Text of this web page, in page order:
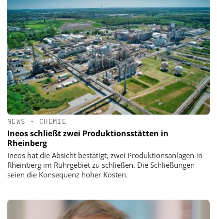
NEWS • CHEMIE
Ineos schließt zwei Produktionsstätten in
Rheinberg
Ineos hat die Absicht bestätigt, zwei Produktionsanlagen in
Rheinberg im Ruhrgebiet zu schließen. Die Schließungen
seien die Konsequenz hoher Kosten.